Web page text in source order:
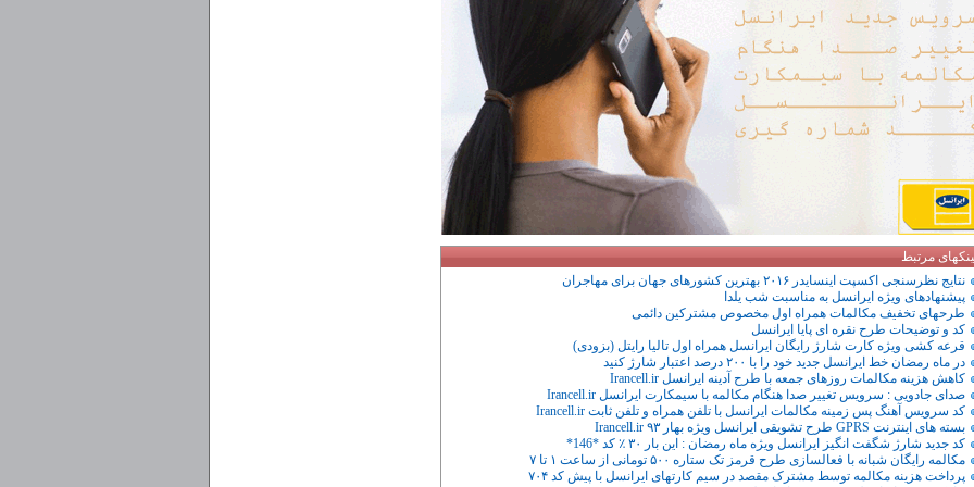
مرتبط
نتایج نظرسنجی اکسپت اینسایدر ۲۰۱۶ بهترین کشورهای جهان برای مهاجران
پیشنهادهای ویژه ایرانسل به مناسبت شب یلدا
طرحهای تخفیف مکالمات همراه اول مخصوص مشترکین دائمی
کد و توضیحات طرح نقره ای پایا ایرانسل
قرعه کشی ویژه کارت شارژ رایگان ایرانسل همراه اول تالیا رایتل (بزودی)
در ماه رمضان خط ایرانسل جدید خود را با ۲۰۰ درصد اعتبار شارژ کنید
کاهش هزینه مکالمات روزهای جمعه با طرح آدینه ایرانسل Irancell.ir
صدای جادویی : سرویس تغییر صدا هنگام مکالمه با سیمکارت ایرانسل Irancell.ir
کد سرویس آهنگ پس زمینه مکالمات ایرانسل با تلفن همراه و تلفن ثابت Irancell.ir
بسته های اینترنت GPRS طرح تشویقی ایرانسل ویژه بهار Irancell.ir ۹۳
کد جدید شارژ شگفت انگیز ایرانسل ویژه ماه رمضان : این بار ۳۰ ٪ کد *146*
مکالمه رایگان شبانه با فعالسازی طرح قرمز تک ستاره ۵۰۰ تومانی از ساعت ۱ تا ۷
پرداخت هزینه مکالمه توسط مشترک مقصد در سیم کارتهای ایرانسل با پیش‌ کد ۷۰۴